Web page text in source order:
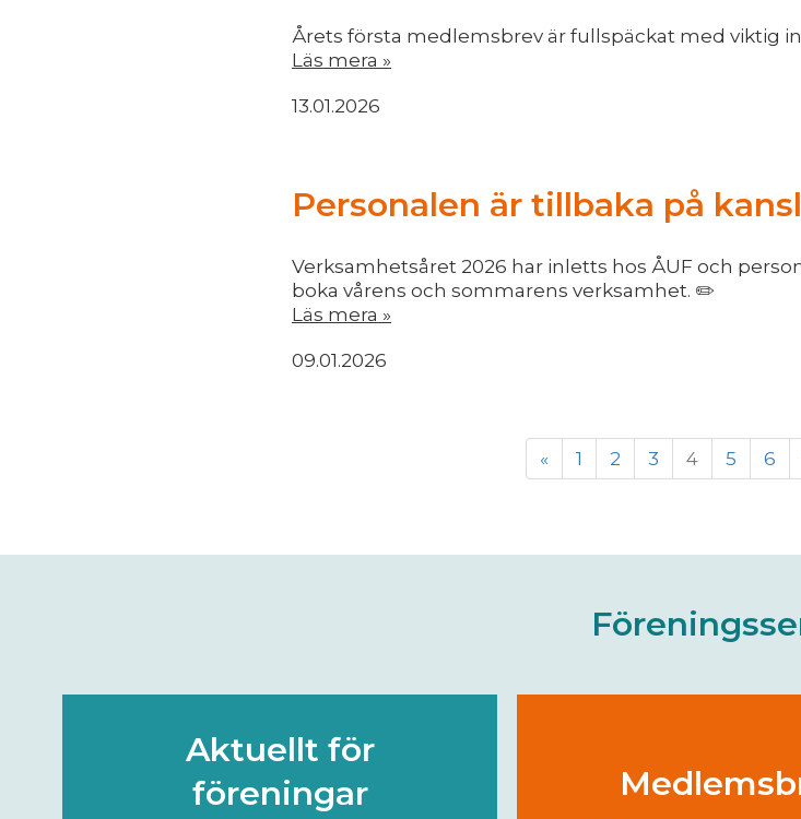
Årets första medlemsbrev är fullspäckat med viktig
Läs mera »
13.01.2026
Personalen är tillbaka på
Verksamhetsåret 2026 har inletts hos ÅUF och
boka vårens och sommarens verksamhet. ✏️
Läs mera »
09.01.2026
« 1 2 3 4 5 6
Aktuellt för
föreningar